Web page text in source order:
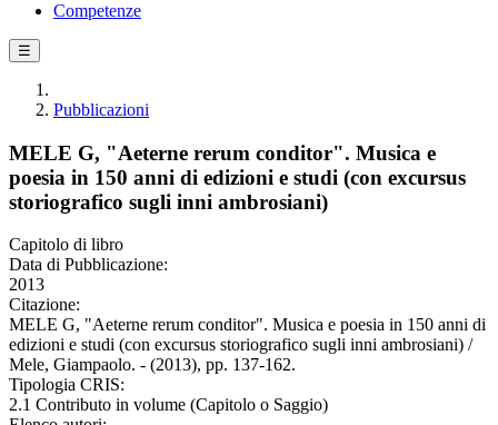
Competenze
☰
Pubblicazioni
MELE G, "Aeterne rerum conditor". Musica e
poesia in 150 anni di edizioni e studi (con excursus
storiografico sugli inni ambrosiani)
Capitolo di libro
Data di Pubblicazione:
2013
Citazione:
MELE G, "Aeterne rerum conditor". Musica e poesia in 150 anni di
edizioni e studi (con excursus storiografico sugli inni ambrosiani) /
Mele, Giampaolo. - (2013), pp. 137-162.
Tipologia CRIS:
2.1 Contributo in volume (Capitolo o Saggio)